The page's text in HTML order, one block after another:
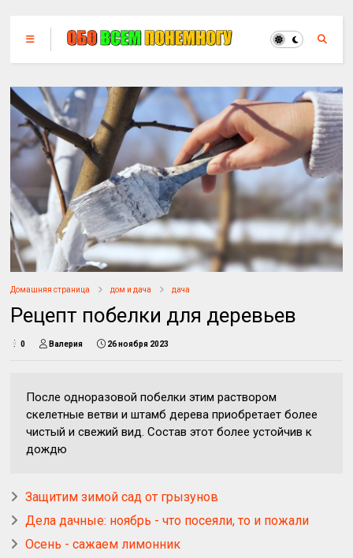
Домашняя страница дом и дача дача
Рецепт побелки для деревьев
0 Валерия 26 ноября 2023
После одноразовой побелки этим раствором
скелетные ветви и штамб дерева приобретает более
чистый и свежий вид. Состав этот более устойчив к
дождю
Защитим зимой сад от грызунов
Дела дачные: ноябрь - что посеяли, то и пожали
Осень - сажаем лимонник